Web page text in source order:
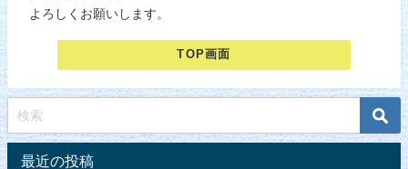
よろしくお願いします。
TOP画面
最近の投稿